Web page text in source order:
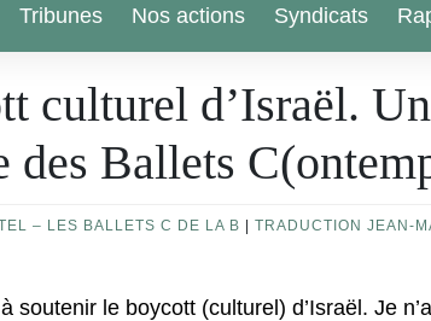
Tribunes Nos actions Syndicats
culturel d’Israël.
des Ballets
– LES BALLETS C DE LA B
TRADUCTION JEAN-
le boycott (culturel) d’Israël. Je